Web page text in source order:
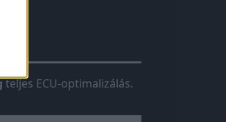
teljes ECU-optimalizálás.